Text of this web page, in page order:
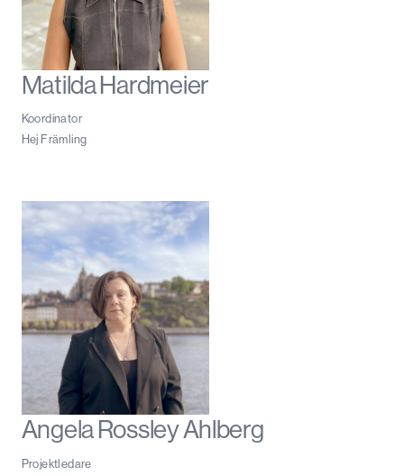
Matilda Hardmeier
Koordinator
Hej Främling
Angela Rossley Ahlberg
Projektledare